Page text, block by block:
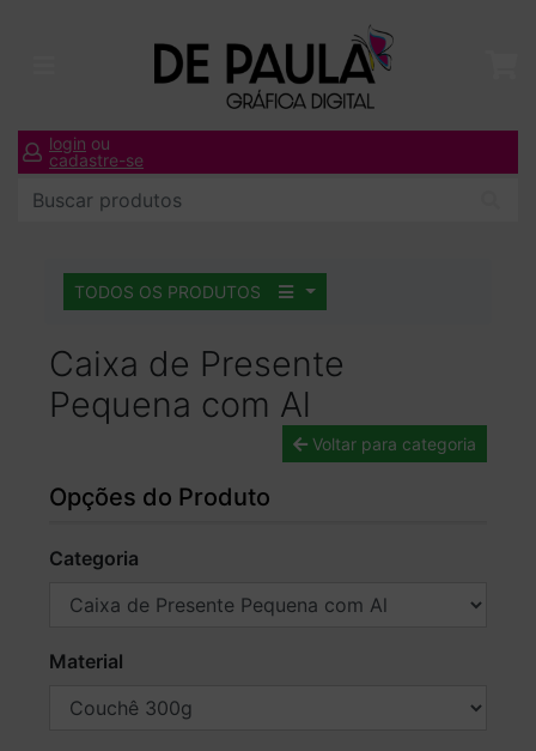
login ou
cadastre-se
TODOS OS PRODUTOS
Caixa de Presente
Pequena com Al
Voltar para categoria
Opções do Produto
Categoria
Material